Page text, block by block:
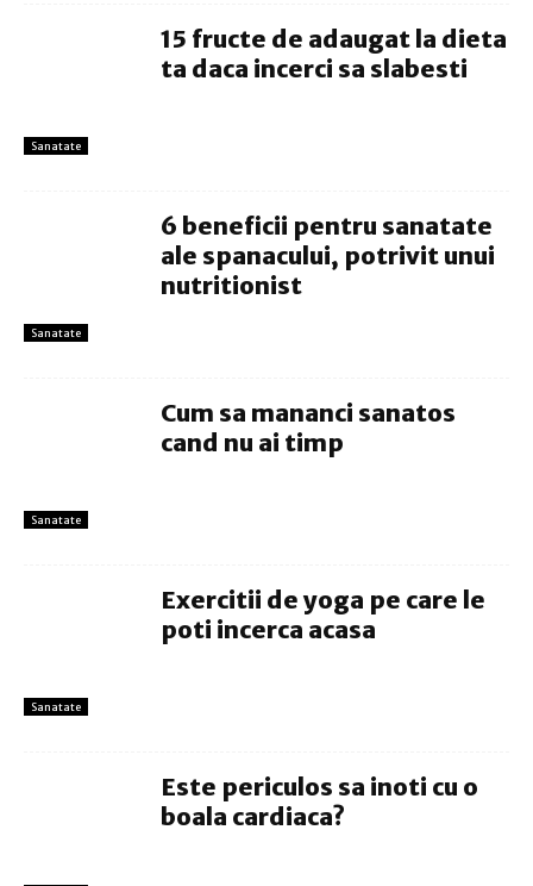
Sanatate
15 fructe de adaugat la dieta
ta daca incerci sa slabesti
Sanatate
6 beneficii pentru sanatate
ale spanacului, potrivit unui
nutritionist
Sanatate
Cum sa mananci sanatos
cand nu ai timp
Sanatate
Exercitii de yoga pe care le
poti incerca acasa
Este periculos sa inoti cu o
boala cardiaca?